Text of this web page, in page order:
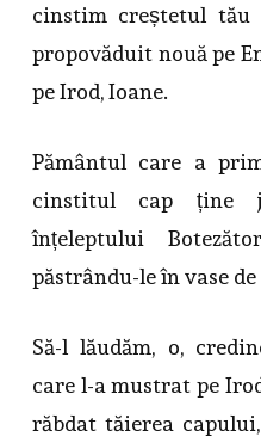
cinstim creștetul tău
propovăduit nouă pe
pe Irod, Ioane.
Pământul care a
cinstitul cap ține
înțeleptului
păstrându-le în vase
Să-l lăudăm, o,
care l-a mustrat pe
răbdat tăierea